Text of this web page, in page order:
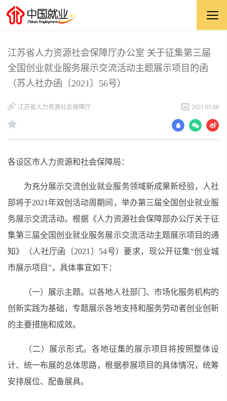
江苏省人力资源社会保障厅办公室 关于征集第三届
全国创业就业服务展示交流活动主题展示项目的函
（苏人社办函〔2021〕56号）
江苏省人力资源社会保障厅 2021.05.08
各设区市人力资源和社会保障局：
为充分展示交流创业就业服务领域新成果新经验，人社
部将于2021年双创活动周期间，举办第三届全国创业就业服
务展示交流活动。根据《人力资源社会保障部办公厅关于征
集第三届全国创业就业服务展示交流活动主题展示项目的通
知》（人社厅函〔2021〕54号）要求，现公开征集“创业城
市展示项目”，具体事宜如下：
（一）展示主题。以各地人社部门、市场化服务机构的
创新实践为基础，专题展示各地支持和服务劳动者创业创新
的主要措施和成效。
（二）展示形式。各地征集的展示项目将按照整体设
计、统一布展的总体思路，根据参展项目的具体情况，统筹
安排展位、配备展具。